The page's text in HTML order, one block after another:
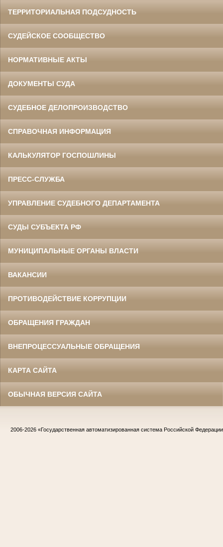
ТЕРРИТОРИАЛЬНАЯ ПОДСУДНОСТЬ
СУДЕЙСКОЕ СООБЩЕСТВО
НОРМАТИВНЫЕ АКТЫ
ДОКУМЕНТЫ СУДА
СУДЕБНОЕ ДЕЛОПРОИЗВОДСТВО
СПРАВОЧНАЯ ИНФОРМАЦИЯ
КАЛЬКУЛЯТОР ГОСПОШЛИНЫ
ПРЕСС-СЛУЖБА
УПРАВЛЕНИЕ СУДЕБНОГО ДЕПАРТАМЕНТА
СУДЫ СУБЪЕКТА РФ
МУНИЦИПАЛЬНЫЕ ОРГАНЫ ВЛАСТИ
ВАКАНСИИ
ПРОТИВОДЕЙСТВИЕ КОРРУПЦИИ
ОБРАЩЕНИЯ ГРАЖДАН
ВНЕПРОЦЕССУАЛЬНЫЕ ОБРАЩЕНИЯ
КАРТА САЙТА
ОБЫЧНАЯ ВЕРСИЯ САЙТА
2006-2026 «Государственная автоматизированная система Российской